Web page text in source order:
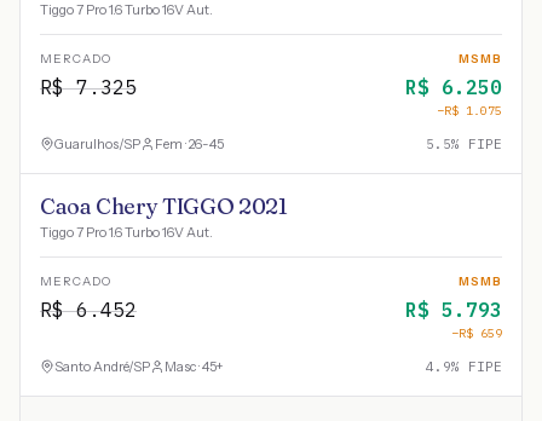
Tiggo 7 Pro 1.6 Turbo 16V Aut.
MERCADO
R$7.325
MSMB
R$ 6.250
−R$ 1.075
Guarulhos/SP Fem · 26-45 5.5% FIPE
Caoa Chery TIGGO 2021
Tiggo 7 Pro 1.6 Turbo 16V Aut.
MERCADO
R$6.452
MSMB
R$ 5.793
−R$ 659
Santo André/SP Masc · 45+ 4.9% FIPE